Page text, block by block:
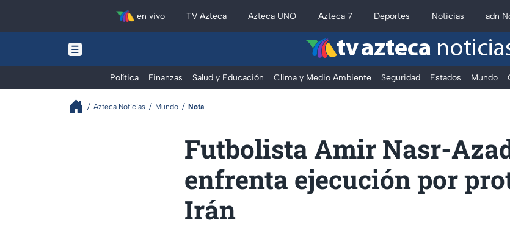
en vivo TV Azteca Azteca UNO Azteca 7 Deportes Noticias adn
tv azteca
Política Finanzas Salud y Educación Clima y Medio Ambiente Seguridad Estados Mundo
Azteca Noticias Mundo Nota
Futbolista Amir Nasr-
enfrenta ejecución por
Irán